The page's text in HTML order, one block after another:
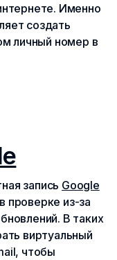
Именно
создать
личный номер в
запись Google
проверке из-за
В таких
виртуальный
чтобы